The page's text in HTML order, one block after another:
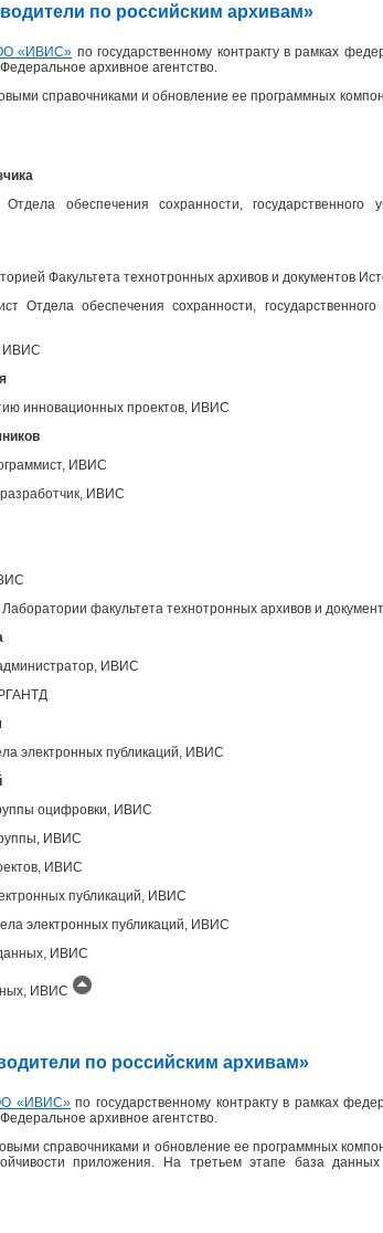
по российским архивам»
«ИВИС» по государственному контракту в рамках
архивное агентство.
справочниками и обновление ее программных
обеспечения сохранности, государственного
Факультета технотронных архивов и документов
Отдела обеспечения сохранности,
ИВИС
инновационных проектов, ИВИС
ИВИС
ИВИС
факультета технотронных архивов и
ИВИС
электронных публикаций, ИВИС
оцифровки, ИВИС
ИВИС
ИВИС
публикаций, ИВИС
электронных публикаций, ИВИС
ИВИС
ИВИС
по российским архивам»
«ИВИС»по государственному контракту в рамках
архивное агентство.
справочниками и обновление ее программных
приложения. На третьем этапе база